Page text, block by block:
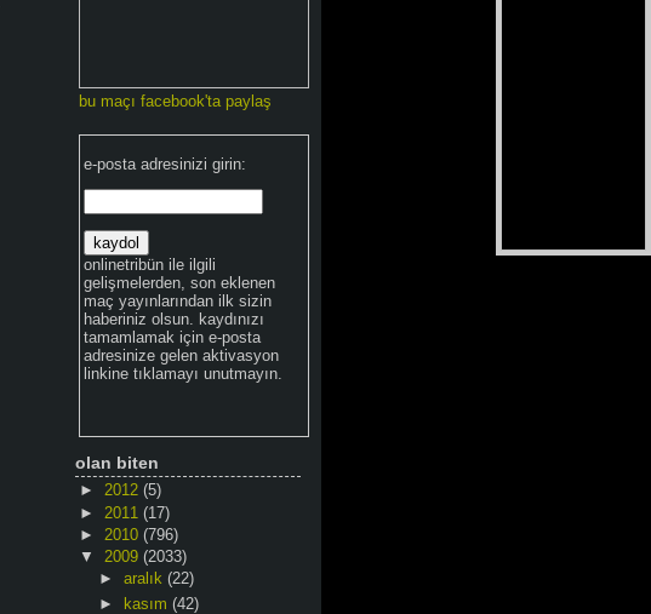
bu maçı facebook'ta paylaş
e-posta adresinizi girin:
onlinetribün ile ilgili
gelişmelerden, son eklenen
maç yayınlarından ilk sizin
haberiniz olsun. kaydınızı
tamamlamak için e-posta
adresinize gelen aktivasyon
linkine tıklamayı unutmayın.
olan biten
► 2012 (5)
► 2011 (17)
► 2010 (796)
▼ 2009 (2033)
► aralık (22)
► kasım (42)